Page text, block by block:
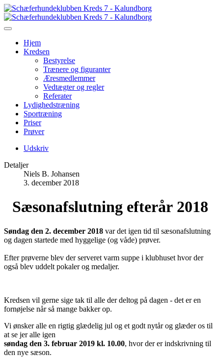
Hjem
Kredsen
Bestyrelse
Trænere og figuranter
Æresmedlemmer
Vedtægter og regler
Referater
Lydighedstræning
Sportræning
Priser
Prøver
Udskriv
Detaljer
Niels B. Johansen
3. december 2018
Sæsonafslutning efterår 2018
Søndag den 2. december 2018 var det igen tid til sæsonafslutning
og dagen startede med hyggelige (og våde) prøver.
Efter prøverne blev der serveret varm suppe i klubhuset hvor der
også blev uddelt pokaler og medaljer.
Kredsen vil gerne sige tak til alle der deltog på dagen - det er en
fornøjelse når så mange bakker op.
Vi ønsker alle en rigtig glædelig jul og et godt nytår og glæder os til
at se jer alle igen
søndag den 3. februar 2019 kl. 10.00, hvor der er indskrivning til
den nye sæson.